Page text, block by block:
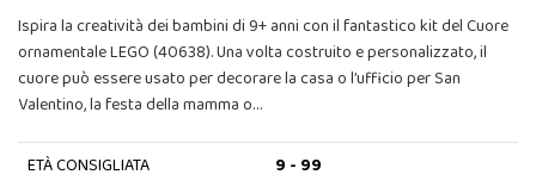
Ispira la creatività dei bambini di 9+ anni con il fantastico kit del Cuore
ornamentale LEGO (40638). Una volta costruito e personalizzato, il
cuore può essere usato per decorare la casa o l’ufficio per San
Valentino, la festa della mamma o…
ETÀ CONSIGLIATA
9 - 99